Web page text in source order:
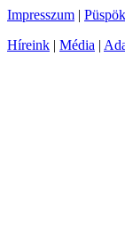
Impresszum |
Híreink | Média |